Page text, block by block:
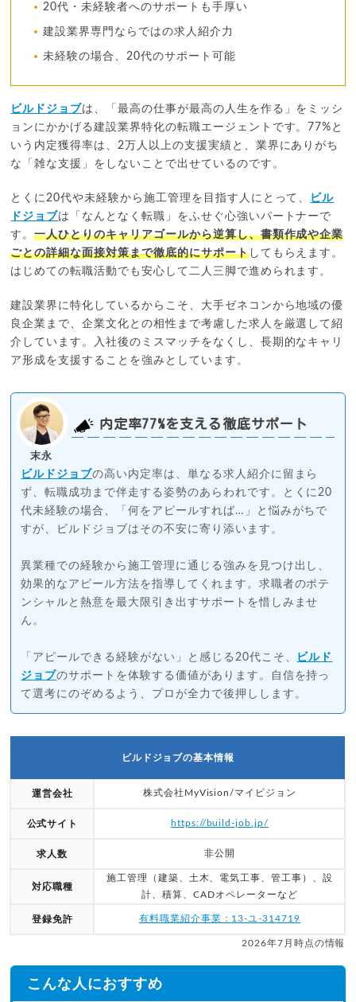
20代・未経験者へのサポートも手厚い
建設業界専門ならではの求人紹介力
未経験の場合、20代のサポート可能
ビルドジョブは、「最高の仕事が最高の人生を作る」をミッシ
ョンにかかげる建設業界特化の転職エージェントです。77%と
いう内定獲得率は、2万人以上の支援実績と、業界にありがち
な「雑な支援」をしないことで出せているのです。
とくに20代や未経験から施工管理を目指す人にとって、
ビル
ドジョブは「なんとなく転職」をふせぐ心強いパートナーで
す。一人ひとりのキャリアゴールから逆算し、書類作成や企業
ごとの詳細な面接対策まで徹底的にサポートしてもらえます。
はじめての転職活動でも安心して二人三脚で進められます。
建設業界に特化しているからこそ、大手ゼネコンから地域の優
良企業まで、企業文化との相性まで考慮した求人を厳選して紹
介しています。入社後のミスマッチをなくし、長期的なキャリ
ア形成を支援することを強みとしています。
末永
内定率77%を支える徹底サポート
ビルドジョブの高い内定率は、単なる求人紹介に留まら
ず、転職成功まで伴走する姿勢のあらわれです。とくに20
代未経験の場合、「何をアピールすれば…」と悩みがちで
すが、ビルドジョブはその不安に寄り添います。
異業種での経験から施工管理に通じる強みを見つけ出し、
効果的なアピール方法を指導してくれます。求職者のポテ
ンシャルと熱意を最大限引き出すサポートを惜しみませ
ん。
「アピールできる経験がない」と感じる20代こそ、
ビルド
ジョブのサポートを体験する価値があります。自信を持っ
て選考にのぞめるよう、プロが全力で後押しします。
ビルドジョブの基本情報
運営会社 株式会社MyVision/マイビジョン
公式サイト https://build-job.jp/
求人数 非公開
対応職種
施工管理（建築、土木、電気工事、管工事）、設
計、積算、CADオペレーターなど
登録免許 有料職業紹介事業：13-ユ-314719
2026年7月時点の情報
こんな人におすすめ